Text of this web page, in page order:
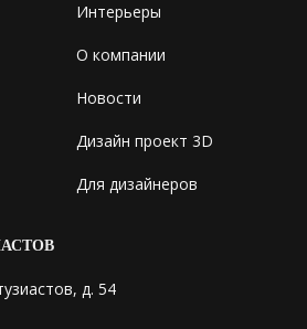
Интерьеры
О компании
Новости
Дизайн проект 3D
Для дизайнеров
д. 54